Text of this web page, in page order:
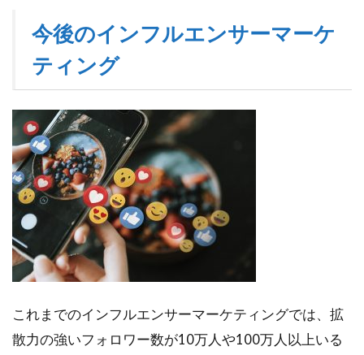
今後のインフルエンサーマーケ
ティング
これまでのインフルエンサーマーケティングでは、拡
散力の強いフォロワー数が10万人や100万人以上いる